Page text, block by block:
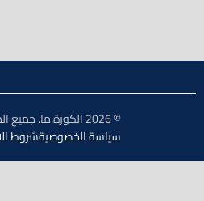
سياسة الخصوصيةشروط